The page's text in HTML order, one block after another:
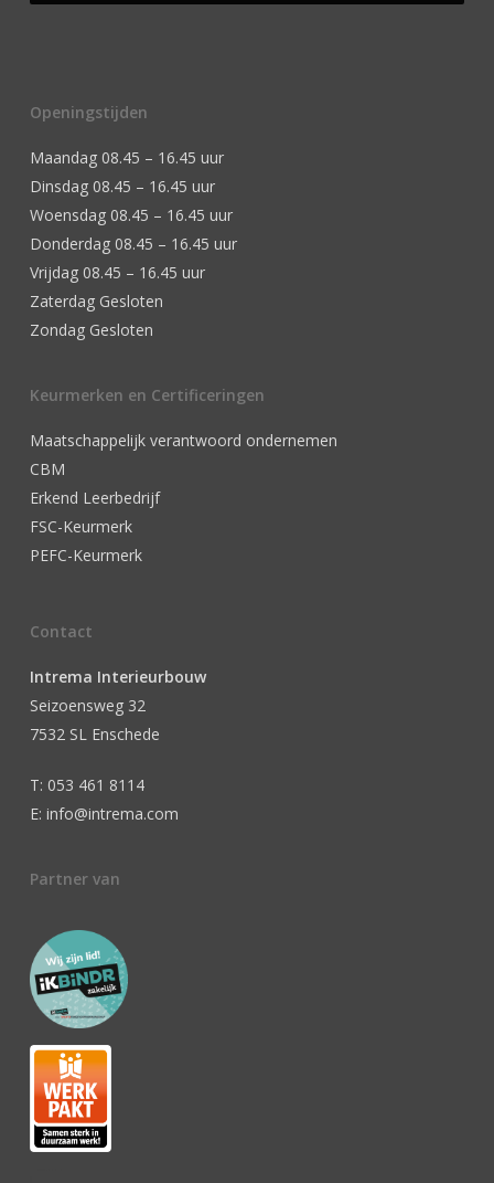
Openingstijden
Maandag 08.45 – 16.45 uur
Dinsdag 08.45 – 16.45 uur
Woensdag 08.45 – 16.45 uur
Donderdag 08.45 – 16.45 uur
Vrijdag 08.45 – 16.45 uur
Zaterdag Gesloten
Zondag Gesloten
Keurmerken en Certificeringen
Maatschappelijk verantwoord ondernemen
CBM
Erkend Leerbedrijf
FSC-Keurmerk
PEFC-Keurmerk
Contact
Intrema Interieurbouw
Seizoensweg 32
7532 SL Enschede
T: 053 461 8114
E: info@intrema.com
Partner van